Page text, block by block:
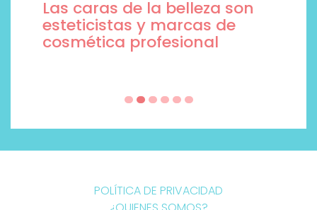
Las caras de la belleza son
esteticistas y marcas de
cosmética profesional
POLÍTICA DE PRIVACIDAD